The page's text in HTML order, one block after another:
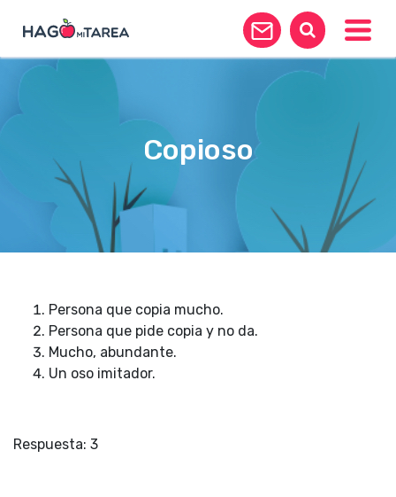
Copioso
Persona que copia mucho.
Persona que pide copia y no da.
Mucho, abundante.
Un oso imitador.
Respuesta: 3